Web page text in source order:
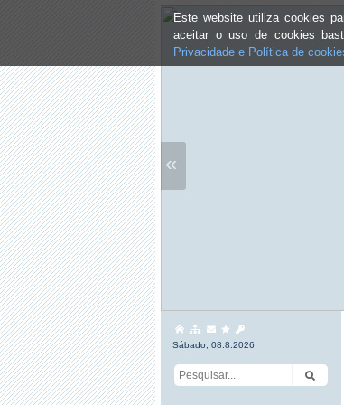
Este website utiliza cookies
aceitar o uso de cookies
Privacidade e Política de
«
Sábado, 08.8.2026